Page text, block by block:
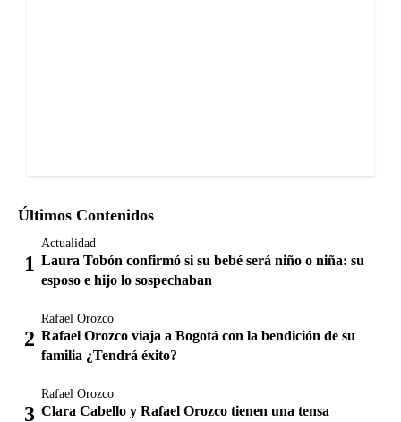
Últimos Contenidos
Actualidad
Laura Tobón confirmó si su bebé será niño o niña: su
esposo e hijo lo sospechaban
Rafael Orozco
Rafael Orozco viaja a Bogotá con la bendición de su
familia ¿Tendrá éxito?
Rafael Orozco
Clara Cabello y Rafael Orozco tienen una tensa